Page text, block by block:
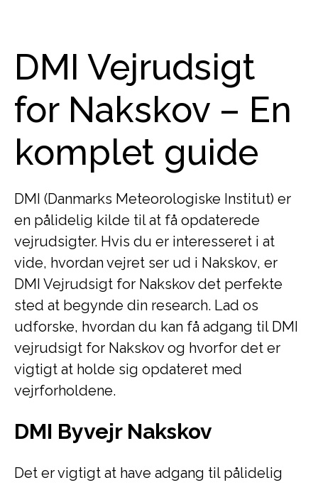
DMI Vejrudsigt
for Nakskov – En
komplet guide
DMI (Danmarks Meteorologiske Institut) er
en pålidelig kilde til at få opdaterede
vejrudsigter. Hvis du er interesseret i at
vide, hvordan vejret ser ud i Nakskov, er
DMI Vejrudsigt for Nakskov det perfekte
sted at begynde din research. Lad os
udforske, hvordan du kan få adgang til DMI
vejrudsigt for Nakskov og hvorfor det er
vigtigt at holde sig opdateret med
vejrforholdene.
DMI Byvejr Nakskov
Det er vigtigt at have adgang til pålidelig